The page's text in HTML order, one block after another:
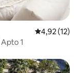
4,92 de uma
4,92 (12)
1